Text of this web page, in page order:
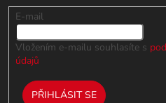
v
v
E-mail
Vložením e-mailu souhlasíte s
údajů
PŘIHLÁSIT SE